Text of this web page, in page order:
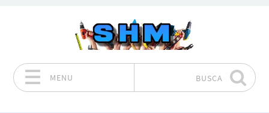
MENU BUSCA